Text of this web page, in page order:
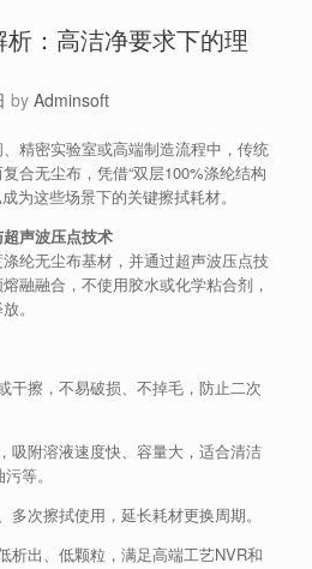
：高洁净要求下的理
by Adminsoft
精密实验室或高端制造流程中，传统
合无尘布，凭借“双层100%涤纶结构
为这些场景下的关键擦拭耗材。
声波压点技术
纶无尘布基材，并通过超声波压点技
融融合，不使用胶水或化学粘合剂，
。
干擦，不易破损、不掉毛，防止二次
吸附溶液速度快、容量大，适合清洁
等。
多次擦拭使用，延长耗材更换周期。
析出、低颗粒，满足高端工艺NVR和